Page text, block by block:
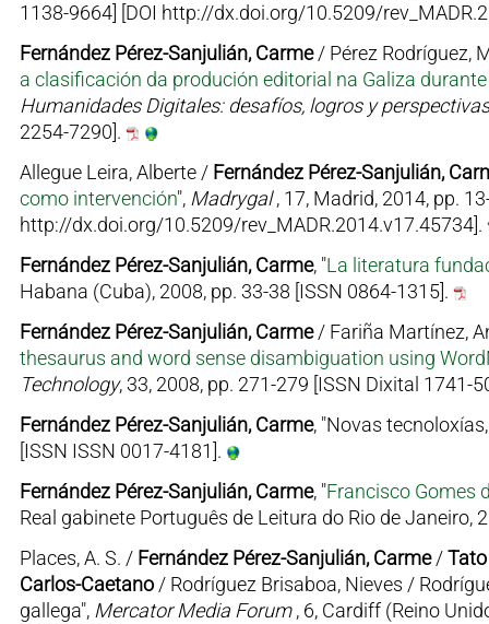
1138-9664] [DOI http://dx.doi.org/10.5209/
Fernández Pérez-Sanjulián, Carme/ Pérez Rodríguez,
a clasificación da produción editorial na Galiza
Humanidades Digitales: desafíos, logros y
2254-7290].
Allegue Leira, Alberte / Fernández Pérez-Sanjulián,
como intervención", Madrygal, 17, Madrid, 2014, pp.
http://dx.doi.org/10.5209/rev_MADR.2014.v17.45734].
Fernández Pérez-Sanjulián, Carme, "La literatura
Habana (Cuba), 2008, pp. 33-38 [ISSN 0864-1315].
Fernández Pérez-Sanjulián, Carme/ Fariña Martínez,
thesaurus and word sense disambiguation using
Technology, 33, 2008, pp. 271-279 [ISSN Dixital 1741-
Fernández Pérez-Sanjulián, Carme, "Novas
[ISSN ISSN 0017-4181].
Fernández Pérez-Sanjulián, Carme, "Francisco Gomes
Real gabinete Português de Leitura do Rio de Janeiro,
Places, A. S. / Fernández Pérez-Sanjulián, Carme/
Carlos-Caetano/ Rodríguez Brisaboa, Nieves /
gallega", Mercator Media Forum, 6, Cardiff (Reino